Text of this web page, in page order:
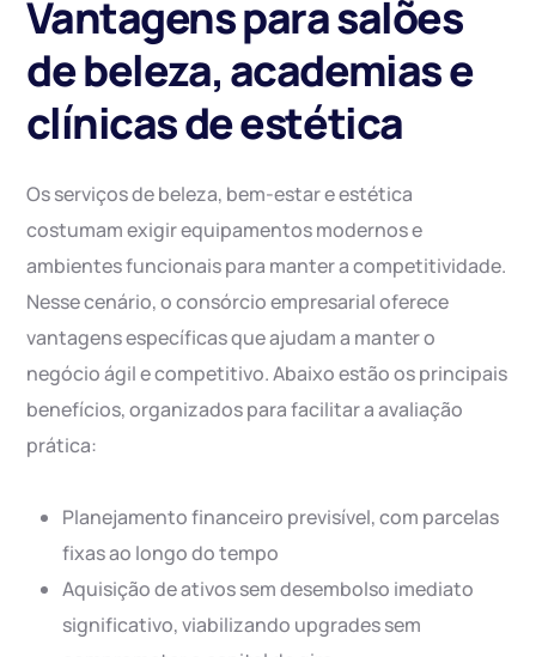
Vantagens para salões
de beleza, academias e
clínicas de estética
Os serviços de beleza, bem-estar e estética
costumam exigir equipamentos modernos e
ambientes funcionais para manter a competitividade.
Nesse cenário, o consórcio empresarial oferece
vantagens específicas que ajudam a manter o
negócio ágil e competitivo. Abaixo estão os principais
benefícios, organizados para facilitar a avaliação
prática:
Planejamento financeiro previsível, com parcelas
fixas ao longo do tempo
Aquisição de ativos sem desembolso imediato
significativo, viabilizando upgrades sem